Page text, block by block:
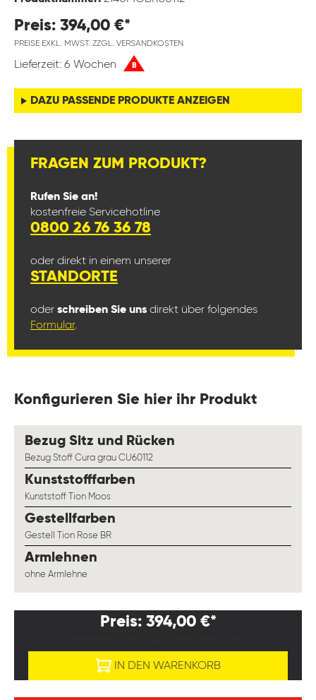
Preis: 394,00 €*
PREISE EXKL. MWST. ZZGL. VERSANDKOSTEN
Lieferzeit: 6 Wochen B
DAZU PASSENDE PRODUKTE ANZEIGEN
FRAGEN ZUM PRODUKT?
Rufen Sie an!
kostenfreie Servicehotline
0800 26 76 36 78
oder direkt in einem unserer
STANDORTE
oder schreiben Sie uns direkt über folgendes
Formular.
Konfigurieren Sie hier ihr Produkt
Bezug Sitz und Rücken
Bezug Stoff Cura grau CU60112
Kunststofffarben
Kunststoff Tion Moos
Gestellfarben
Gestell Tion Rose BR
Armlehnen
ohne Armlehne
Preis: 394,00 €*
IN DEN WARENKORB